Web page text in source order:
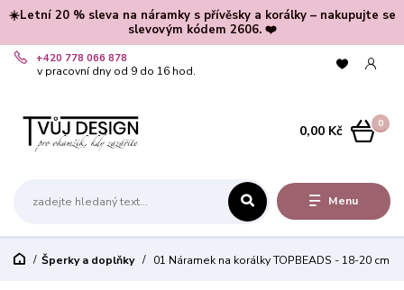
☀️Letní 20 % sleva na náramky s přívěsky a korálky – nakupujte se
slevovým kódem 2606. ❤️
Menu
+420 778 066 878
v pracovní dny od 9 do 16 hod.
0
0,00 Kč
Šperky a doplňky 01 Náramek na korálky TOPBEADS - 18-20 cm